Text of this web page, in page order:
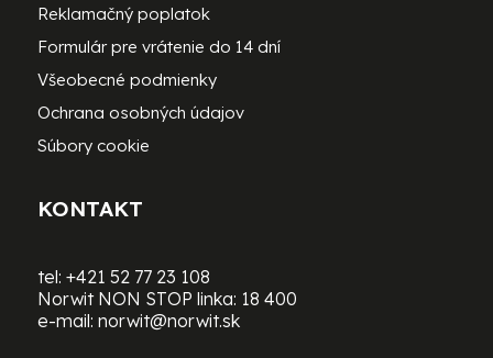
Reklamačný poplatok
Formulár pre vrátenie do 14 dní
Všeobecné podmienky
Ochrana osobných údajov
Súbory cookie
KONTAKT
tel: +421 52 77 23 108
Norwit NON STOP linka: 18 400
e-mail: norwit@norwit.sk